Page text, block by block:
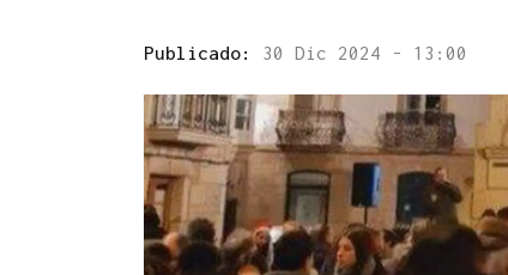
Publicado: 30 Dic 2024 - 13:00